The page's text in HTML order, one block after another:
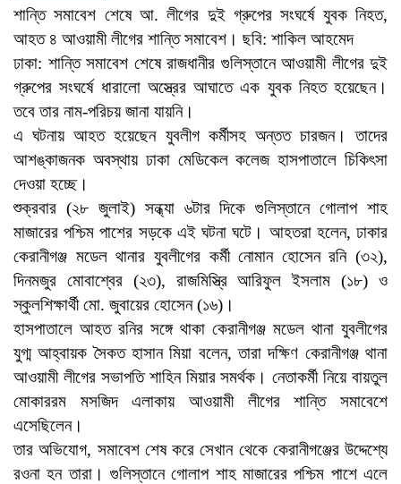
শান্তি সমাবেশ শেষে আ. লীগের দুই গ্রুপের সংঘর্ষে যুবক নিহত,
আহত ৪ আওয়ামী লীগের শান্তি সমাবেশ। ছবি: শাকিল আহমেদ
ঢাকা: শান্তি সমাবেশ শেষে রাজধানীর গুলিস্তানে আওয়ামী লীগের দুই
গ্রুপের সংঘর্ষে ধারালো অস্ত্রের আঘাতে এক যুবক নিহত হয়েছেন।
তবে তার নাম-পরিচয় জানা যায়নি।
এ ঘটনায় আহত হয়েছেন যুবলীগ কর্মীসহ অন্তত চারজন। তাদের
আশঙ্কাজনক অবস্থায় ঢাকা মেডিকেল কলেজ হাসপাতালে চিকিৎসা
দেওয়া হচ্ছে।
শুক্রবার (২৮ জুলাই) সন্ধ্যা ৬টার দিকে গুলিস্তানে গোলাপ শাহ
মাজারের পশ্চিম পাশের সড়কে এই ঘটনা ঘটে। আহতরা হলেন, ঢাকার
কেরানীগঞ্জ মডেল থানার যুবলীগের কর্মী নোমান হোসেন রনি (৩২),
দিনমজুর মোবাশ্বের (২৩), রাজমিস্ত্রি আরিফুল ইসলাম (১৮) ও
স্কুলশিক্ষার্থী মো. জুবায়ের হোসেন (১৬)।
হাসপাতালে আহত রনির সঙ্গে থাকা কেরানীগঞ্জ মডেল থানা যুবলীগের
যুগ্ম আহ্বায়ক সৈকত হাসান মিয়া বলেন, তারা দক্ষিণ কেরানীগঞ্জ থানা
আওয়ামী লীগের সভাপতি শাহিন মিয়ার সমর্থক। নেতাকর্মী নিয়ে বায়তুল
মোকাররম মসজিদ এলাকায় আওয়ামী লীগের শান্তি সমাবেশে
এসেছিলেন।
তার অভিযোগ, সমাবেশ শেষ করে সেখান থেকে কেরানীগঞ্জের উদ্দেশ্যে
রওনা হন তারা। গুলিস্তানে গোলাপ শাহ মাজারের পশ্চিম পাশে এলে